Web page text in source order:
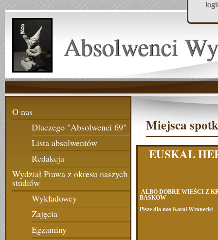
Absolwenci
O nas
Dlaczego "Absolwenci 69"
Lista absolwentów
Redakcja
Wydział Prawa z okresu naszych
studiów
Wykładowcy
Zajęcia
Egzaminy
Miejsca
EUSKAL
ALBO DOBRE WIEŚCI Z
BASKÓW
Pisze dla nas Karol Wronecki